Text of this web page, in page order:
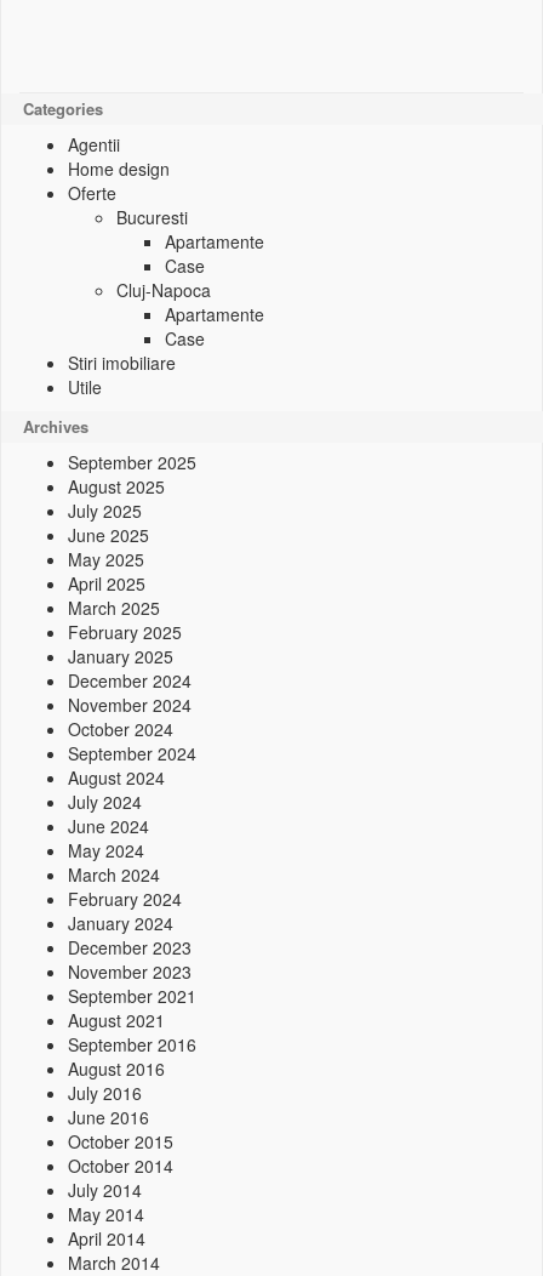
Categories
Agentii
Home design
Oferte
Bucuresti
Apartamente
Case
Cluj-Napoca
Apartamente
Case
Stiri imobiliare
Utile
Archives
September 2025
August 2025
July 2025
June 2025
May 2025
April 2025
March 2025
February 2025
January 2025
December 2024
November 2024
October 2024
September 2024
August 2024
July 2024
June 2024
May 2024
March 2024
February 2024
January 2024
December 2023
November 2023
September 2021
August 2021
September 2016
August 2016
July 2016
June 2016
October 2015
October 2014
July 2014
May 2014
April 2014
March 2014